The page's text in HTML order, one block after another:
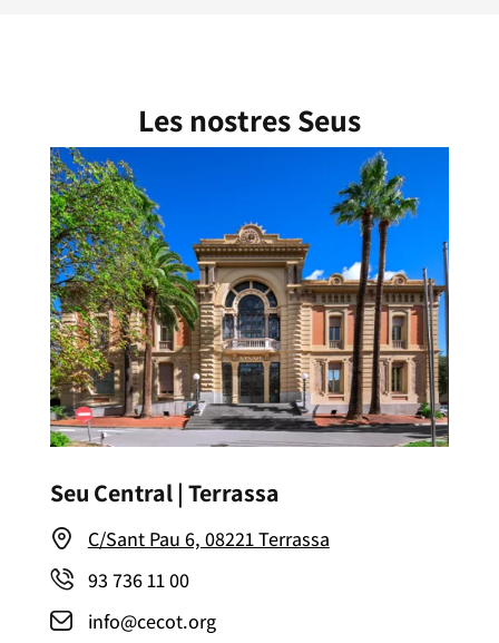
Les nostres Seus
Seu Central | Terrassa
C/Sant Pau 6, 08221 Terrassa
93 736 11 00
info@cecot.org